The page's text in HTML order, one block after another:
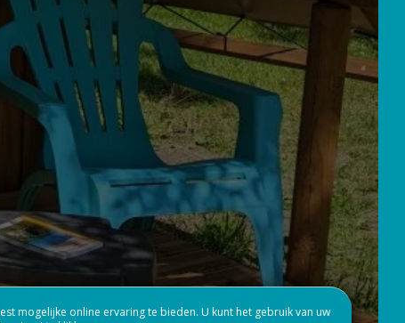
mogelijke online ervaring te bieden. U kunt het gebruik van uw